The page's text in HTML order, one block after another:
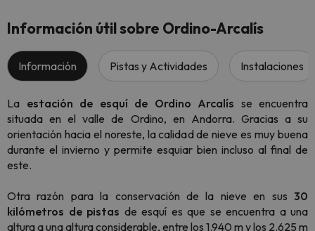
Información útil sobre Ordino-Arcalís
Información Pistas y Actividades Instalaciones
La estación de esquí de Ordino Arcalís se encuentra
situada en el valle de Ordino, en Andorra. Gracias a su
orientación hacia el noreste, la calidad de nieve es muy buena
durante el invierno y permite esquiar bien incluso al final de
este.
Otra razón para la conservación de la nieve en sus 30
kilómetros de pistas de esquí es que se encuentra a una
altura a una altura considerable, entre los 1.940 m y los 2.625 m